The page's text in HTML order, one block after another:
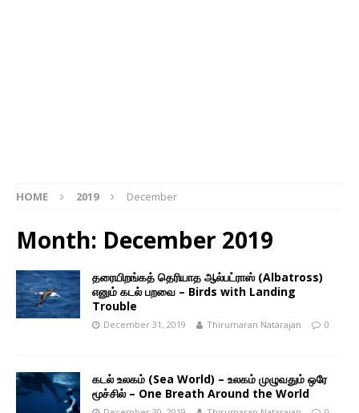
HOME 2019 December
Month: December 2019
தரையிறங்கத் தெரியாத ஆல்பட்ராஸ் (Albatross)
எனும் கடல் பறவை – Birds with Landing
Trouble
December 31, 2019 Thirumaran Natarajan 0
கடல் உலகம் (Sea World) – உலகம் முழுவதும் ஒரே
மூச்சில் – One Breath Around the World